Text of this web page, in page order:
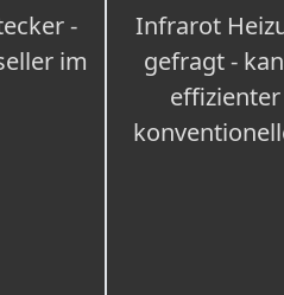
-
im
Infrarot
gefragt -